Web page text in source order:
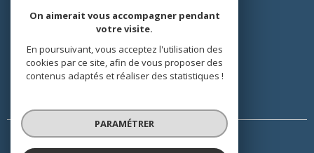
On aimerait vous accompagner pendant
votre visite.
En poursuivant, vous acceptez l'utilisation des
cookies par ce site, afin de vous proposer des
contenus adaptés et réaliser des statistiques !
PARAMÉTRER